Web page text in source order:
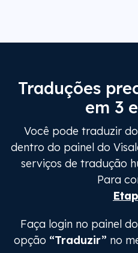
Traduções
em 3
Você pode traduzir
dentro do painel do
serviços de tradução
Para
Faça login no painel
opção “Traduzir” no